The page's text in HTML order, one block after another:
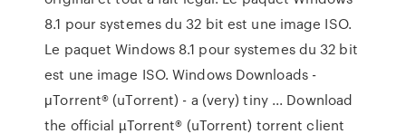
8.1 pour systemes du 32 bit est une image ISO.
Le paquet Windows 8.1 pour systemes du 32 bit
est une image ISO. Windows Downloads -
μTorrent® (uTorrent) - a (very) tiny ... Download
the official µTorrent® (uTorrent) torrent client